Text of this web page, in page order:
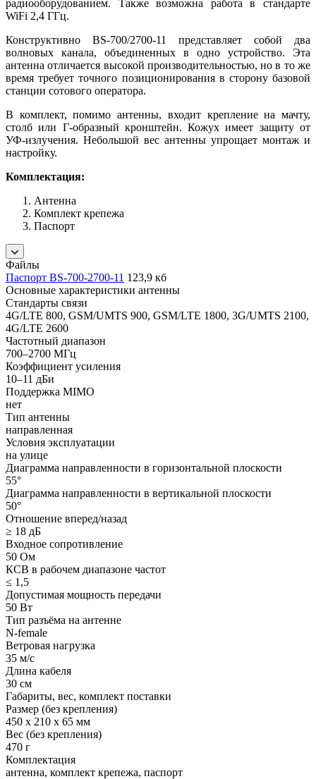
радиооборудованием. Также возможна работа в стандарте
WiFi 2,4 ГГц.
Конструктивно BS-700/2700-11 представляет собой два
волновых канала, объединенных в одно устройство. Эта
антенна отличается высокой производительностью, но в то же
время требует точного позиционирования в сторону базовой
станции сотового оператора.
В комплект, помимо антенны, входит крепление на мачту,
столб или Г-образный кронштейн. Кожух имеет защиту от
УФ-излучения. Небольшой вес антенны упрощает монтаж и
настройку.
Комплектация:
Антенна
Комплект крепежа
Паспорт
Файлы
Паспорт BS-700-2700-11 123,9 кб
Основные характеристики антенны
Стандарты связи
4G/LTE 800, GSM/UMTS 900, GSM/LTE 1800, 3G/UMTS 2100,
4G/LTE 2600
Частотный диапазон
700–2700 МГц
Коэффициент усиления
10–11 дБи
Поддержка MIMO
нет
Тип антенны
направленная
Условия эксплуатации
на улице
Диаграмма направленности в горизонтальной плоскости
55°
Диаграмма направленности в вертикальной плоскости
50°
Отношение вперед/назад
≥ 18 дБ
Входное сопротивление
50 Ом
КСВ в рабочем диапазоне частот
≤ 1,5
Допустимая мощность передачи
50 Вт
Тип разъёма на антенне
N-female
Ветровая нагрузка
35 м/с
Длина кабеля
30 см
Габариты, вес, комплект поставки
Размер (без крепления)
450 x 210 x 65 мм
Вес (без крепления)
470 г
Комплектация
антенна, комплект крепежа, паспорт